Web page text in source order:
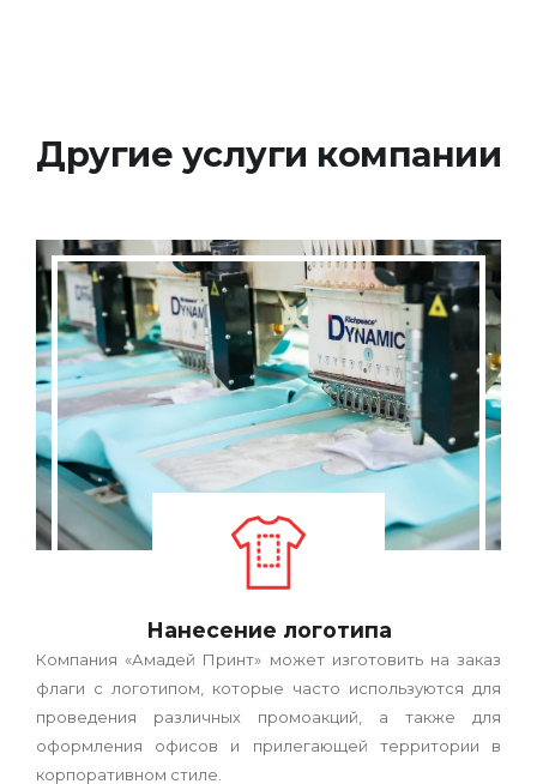
Другие услуги компании
Нанесение логотипа
Компания «Амадей Принт» может изготовить на заказ
флаги с логотипом, которые часто используются для
проведения различных промоакций, а также для
оформления офисов и прилегающей территории в
корпоративном стиле.